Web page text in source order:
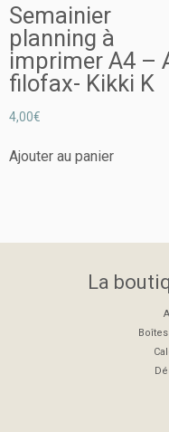
Semainier
planning à
imprimer A4 –
filofax- Kikki K
4,00€
Ajouter au panier
La